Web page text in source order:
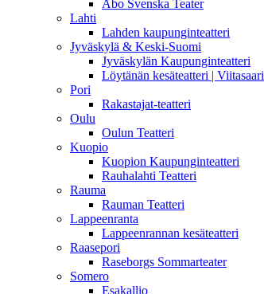
Åbo Svenska Teater
Lahti
Lahden kaupunginteatteri
Jyväskylä & Keski-Suomi
Jyväskylän Kaupunginteatteri
Löytänän kesäteatteri | Viitasaari
Pori
Rakastajat-teatteri
Oulu
Oulun Teatteri
Kuopio
Kuopion Kaupunginteatteri
Rauhalahti Teatteri
Rauma
Rauman Teatteri
Lappeenranta
Lappeenrannan kesäteatteri
Raasepori
Raseborgs Sommarteater
Somero
Esakallio